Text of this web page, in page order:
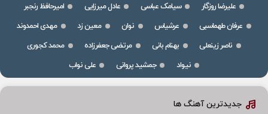
علیرضا روزگار
سیامک عباسی عادل میرزایی
امیرحافظ رنجبر
عرفان طهماسبی
عرشیاس نوان معین زد
مهدی احمدوند
ناصر زینعلی
بهنام بانی مرتضی جعفرزاده
محمد کجوری
نیواد
جمشید پروانی علی نواب
جدیدترین آهنگ ها